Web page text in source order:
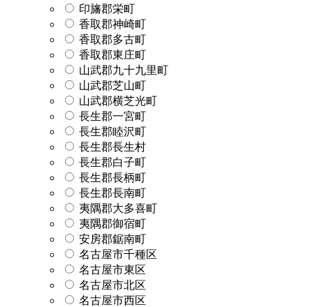
印旛郡栄町
香取郡神崎町
香取郡多古町
香取郡東庄町
山武郡九十九里町
山武郡芝山町
山武郡横芝光町
長生郡一宮町
長生郡睦沢町
長生郡長生村
長生郡白子町
長生郡長柄町
長生郡長南町
夷隅郡大多喜町
夷隅郡御宿町
安房郡鋸南町
名古屋市千種区
名古屋市東区
名古屋市北区
名古屋市西区